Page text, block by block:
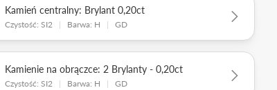
Kamień centralny: Brylant 0,20ct
Czystość: SI2 | Barwa: H | GD
Kamienie na obrączce: 2 Brylanty - 0,20ct
Czystość: SI2 | Barwa: H | GD